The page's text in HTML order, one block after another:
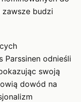
budzi
Parssinen odnieśli
swoją
dowód na